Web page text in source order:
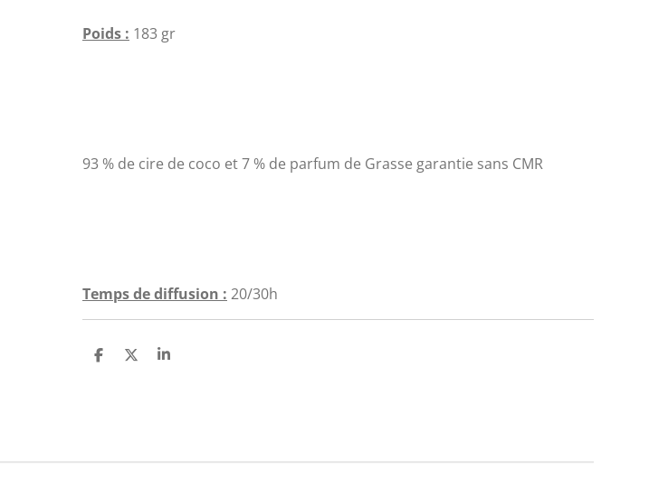
Poids : 183 gr
93 % de cire de coco et 7 % de parfum de Grasse garantie sans CMR
Temps de diffusion : 20/30h
P
r
P
r
P
r